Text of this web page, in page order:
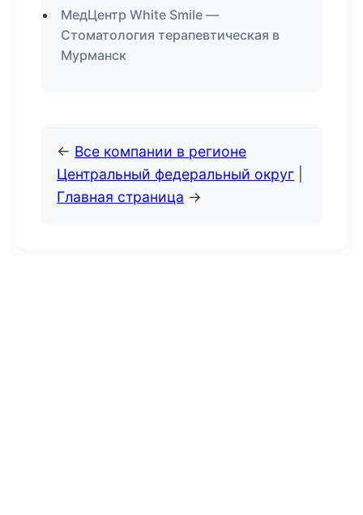
МедЦентр White Smile —
Стоматология терапевтическая в
Мурманск
← Все компании в регионе
Центральный федеральный округ
Главная страница →